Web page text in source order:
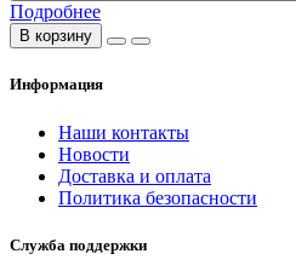
Подробнее
В корзину
Информация
Наши контакты
Новости
Доставка и оплата
Политика безопасности
Служба поддержки